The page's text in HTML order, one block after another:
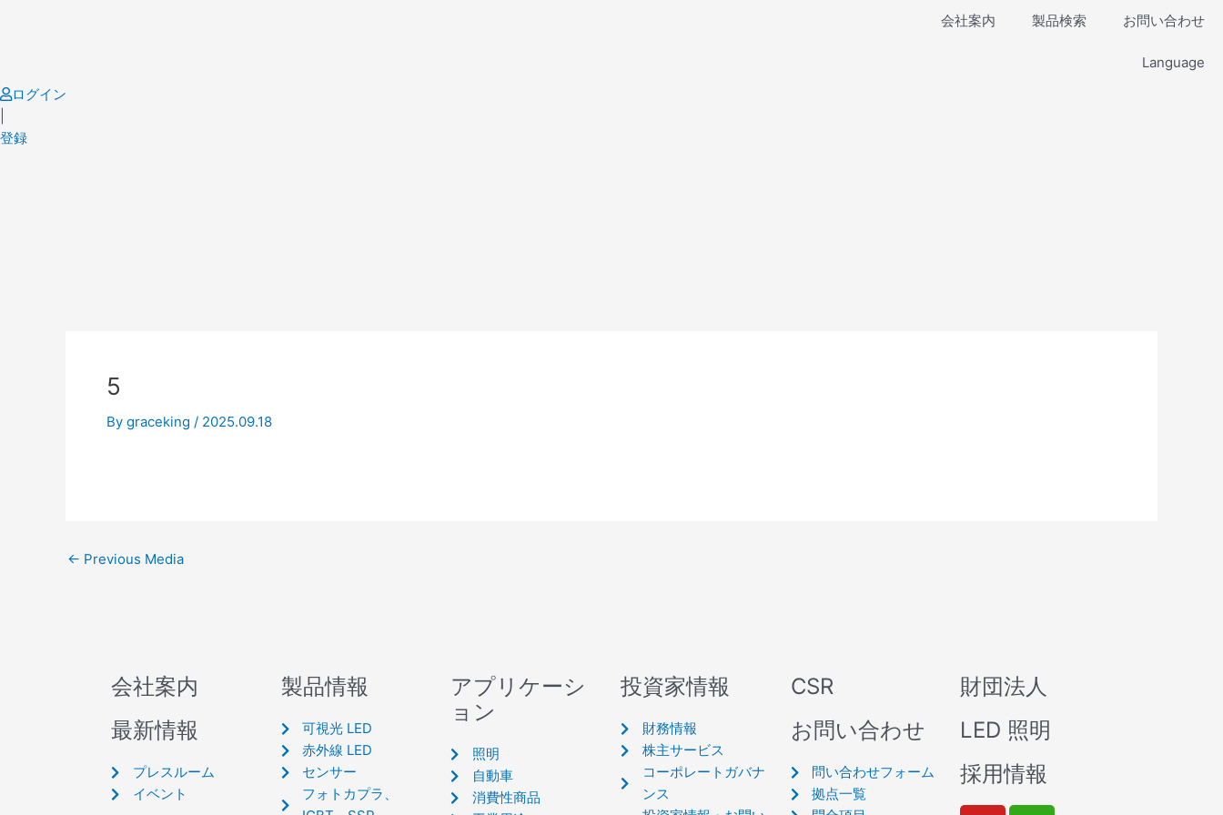
会社案内 製品検索 お問い合わせ
Language
ログイン
登録
5
By graceking / 2025.09.18
← Previous Media
会社案内
最新情報
プレスルーム
イベント
製品情報
可視光 LED
赤外線 LED
センサー
フォトカプラ、
アプリケーシ
ョン
照明
自動車
消費性商品
投資家情報
財務情報
株主サービス
コーポレートガバナ
ンス
CSR
お問い合わせ
問い合わせフォーム
拠点一覧
財団法人
LED 照明
採用情報